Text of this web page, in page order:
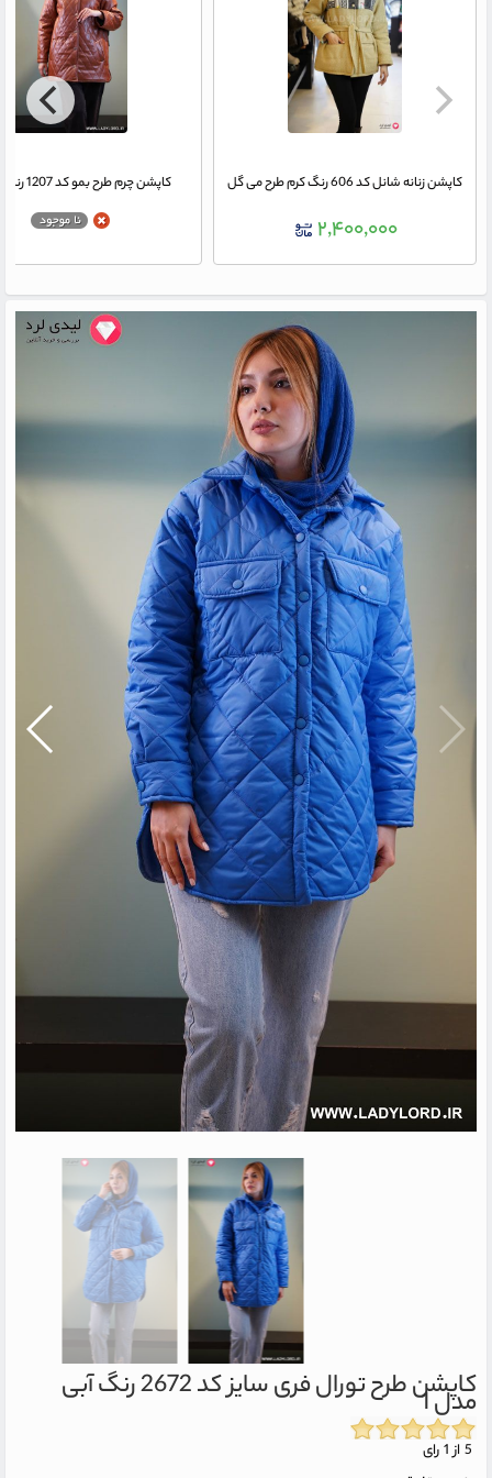
کاپشن زنانه شانل کد 606 رنگ کرم طرح می گل
۲,۴۰۰,۰۰۰
کاپشن چرم طرح بمو کد 1207 رنگ عسلی
کاپشن طرح تورال فری سایز کد 2672 رنگ آبی مدل 1